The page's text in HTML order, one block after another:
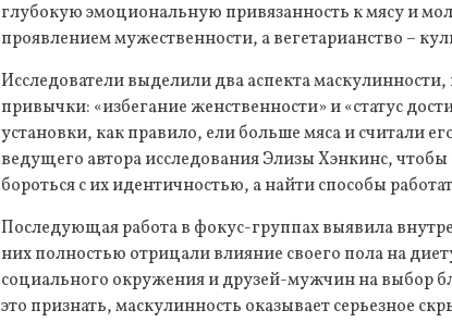
глубокую эмоциональную привязанность к мясу и
проявлением мужественности, а вегетарианство –
Исследователи выделили два аспекта
привычки: «избегание женственности» и «статус
установки, как правило, ели больше мяса и считали
ведущего автора исследования Элизы Хэнкинс,
бороться с их идентичностью, а найти способы
Последующая работа в фокус-группах выявила
них полностью отрицали влияние своего пола на
социального окружения и друзей-мужчин на выбор
это признать, маскулинность оказывает серьезное